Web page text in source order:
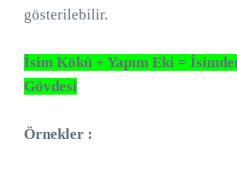
gösterilebilir.
İsim Kökü + Yapım Eki =
Gövdesi
Örnekler :